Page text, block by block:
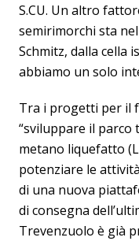
S.CU. Un altro
semirimorchi sta
Schmitz, dalla cella
abbiamo un solo
Tra i progetti per il
“sviluppare il
metano liquefatto
potenziare le
di una nuova
di consegna
Trevenzuolo è già